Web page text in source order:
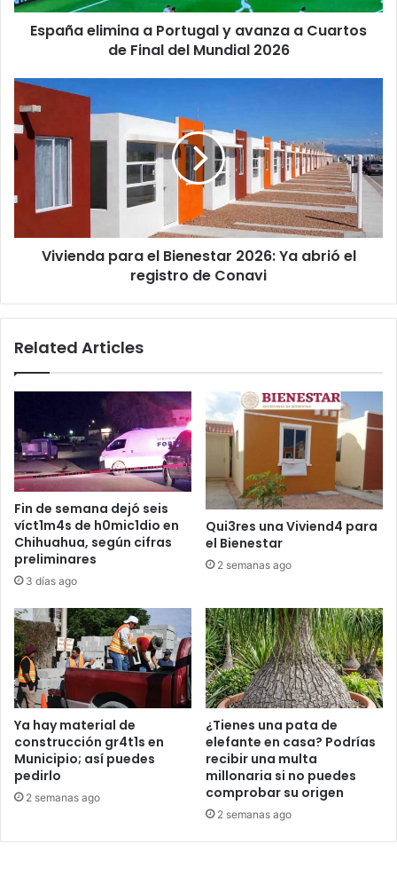
de
Final
2026
España elimina a Portugal y avanza a Cuartos
de Final del Mundial 2026
Vivienda
para
el
Bienestar
2026:
abrió
registro
Vivienda para el Bienestar 2026: Ya abrió el
registro de Conavi
Related Articles
Fin de semana dejó seis
víct1m4s de h0mic1dio en
Chihuahua, según cifras
preliminares
3 días ago
Qui3res una Viviend4 para
el Bienestar
2 semanas ago
Ya hay material de
construcción gr4t1s en
Municipio; así puedes
pedirlo
2 semanas ago
¿Tienes una pata de
elefante en casa? Podrías
recibir una multa
millonaria si no puedes
comprobar su origen
2 semanas ago